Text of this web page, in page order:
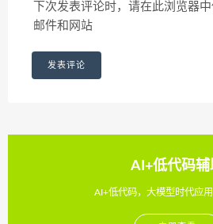
下次发表评论时，请在此浏览器
邮件和网站
AI+低代码辅
AI+低代码，大模型时代应